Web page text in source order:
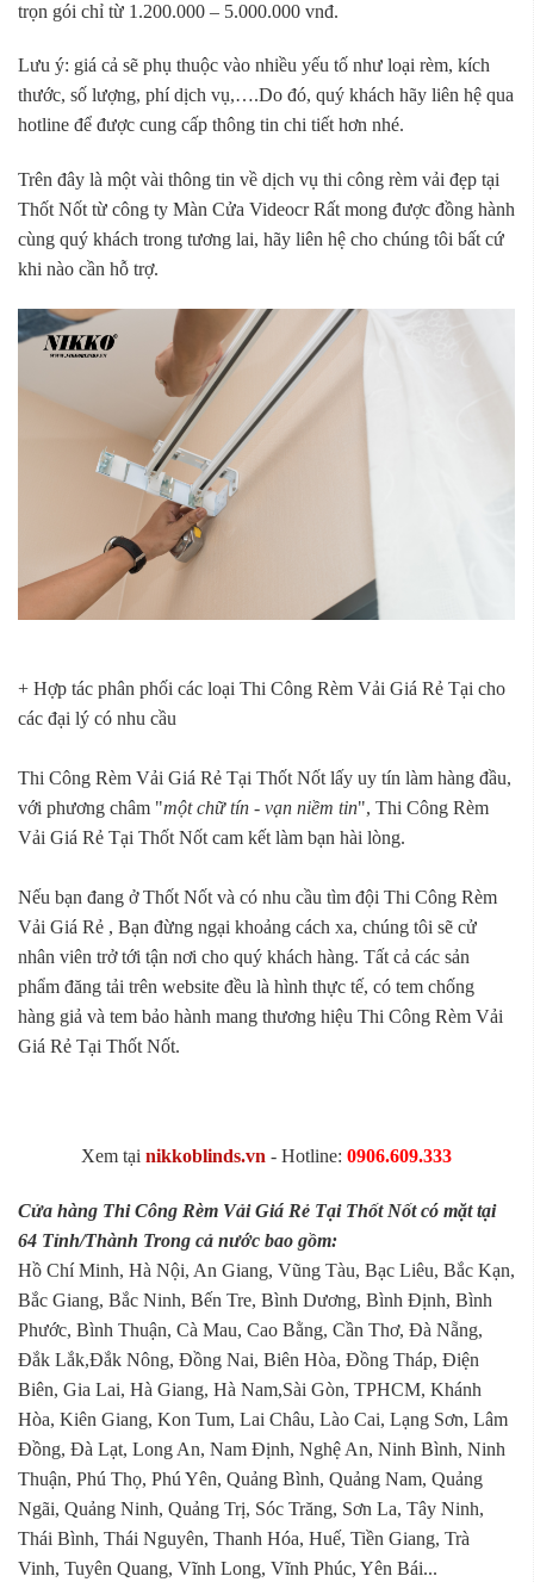
trọn gói chỉ từ 1.200.000 – 5.000.000 vnđ.
Lưu ý: giá cả sẽ phụ thuộc vào nhiều yếu tố như loại rèm, kích
thước, số lượng, phí dịch vụ,….Do đó, quý khách hãy liên hệ qua
hotline để được cung cấp thông tin chi tiết hơn nhé.
Trên đây là một vài thông tin về dịch vụ thi công rèm vải đẹp tại
Thốt Nốt từ công ty Màn Cửa Videocr Rất mong được đồng hành
cùng quý khách trong tương lai, hãy liên hệ cho chúng tôi bất cứ
khi nào cần hỗ trợ.
+ Hợp tác phân phối các loại Thi Công Rèm Vải Giá Rẻ Tại cho
các đại lý có nhu cầu
Thi Công Rèm Vải Giá Rẻ Tại Thốt Nốt lấy uy tín làm hàng đầu,
với phương châm "một chữ tín - vạn niềm tin", Thi Công Rèm
Vải Giá Rẻ Tại Thốt Nốt cam kết làm bạn hài lòng.
Nếu bạn đang ở Thốt Nốt và có nhu cầu tìm đội Thi Công Rèm
Vải Giá Rẻ , Bạn đừng ngại khoảng cách xa, chúng tôi sẽ cử
nhân viên trở tới tận nơi cho quý khách hàng. Tất cả các sản
phẩm đăng tải trên website đều là hình thực tế, có tem chống
hàng giả và tem bảo hành mang thương hiệu Thi Công Rèm Vải
Giá Rẻ Tại Thốt Nốt.
Xem tại nikkoblinds.vn - Hotline: 0906.609.333
Cửa hàng Thi Công Rèm Vải Giá Rẻ Tại Thốt Nốt có mặt tại
64 Tỉnh/Thành Trong cả nước bao gồm:
Hồ Chí Minh, Hà Nội, An Giang, Vũng Tàu, Bạc Liêu, Bắc Kạn,
Bắc Giang, Bắc Ninh, Bến Tre, Bình Dương, Bình Định, Bình
Phước, Bình Thuận, Cà Mau, Cao Bằng, Cần Thơ, Đà Nẵng,
Đắk Lắk,Đắk Nông, Đồng Nai, Biên Hòa, Đồng Tháp, Điện
Biên, Gia Lai, Hà Giang, Hà Nam,Sài Gòn, TPHCM, Khánh
Hòa, Kiên Giang, Kon Tum, Lai Châu, Lào Cai, Lạng Sơn, Lâm
Đồng, Đà Lạt, Long An, Nam Định, Nghệ An, Ninh Bình, Ninh
Thuận, Phú Thọ, Phú Yên, Quảng Bình, Quảng Nam, Quảng
Ngãi, Quảng Ninh, Quảng Trị, Sóc Trăng, Sơn La, Tây Ninh,
Thái Bình, Thái Nguyên, Thanh Hóa, Huế, Tiền Giang, Trà
Vinh, Tuyên Quang, Vĩnh Long, Vĩnh Phúc, Yên Bái...